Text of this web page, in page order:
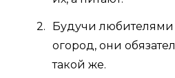
Будучи любителями
огород, они
такой же.